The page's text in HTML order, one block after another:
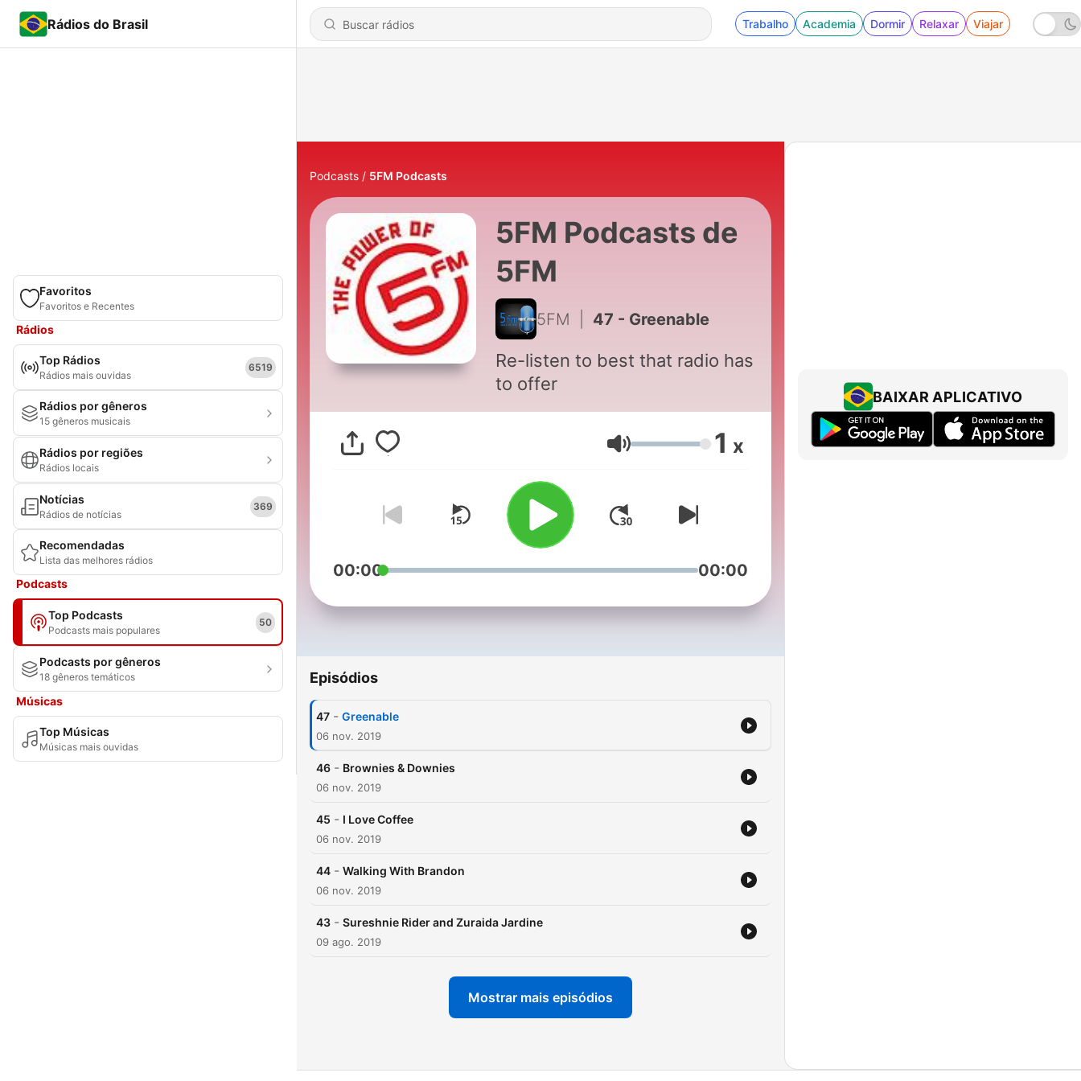
Rádios do Brasil Trabalho Academia Dormir Relaxar Viajar
Favoritos
Favoritos e Recentes
Rádios
Top Rádios
Rádios mais ouvidas
6519
Rádios por gêneros
15 gêneros musicais
Rádios por regiões
Rádios locais
Notícias
Rádios de notícias
369
Recomendadas
Lista das melhores rádios
Podcasts
Top Podcasts
Podcasts mais populares
50
Podcasts por gêneros
18 gêneros temáticos
Músicas
Top Músicas
Músicas mais ouvidas
Podcasts 5FM Podcasts
5FM Podcasts de
5FM
5FM 47 - Greenable
Re-listen to best that radio has
to offer
Volume 1 x
00:00 00:00
Episódios
47 - Greenable
06 nov. 2019
46 - Brownies & Downies
06 nov. 2019
45 - I Love Coffee
06 nov. 2019
44 - Walking With Brandon
06 nov. 2019
43 - Sureshnie Rider and Zuraida Jardine
09 ago. 2019
Mostrar mais episódios
BAIXAR APLICATIVO